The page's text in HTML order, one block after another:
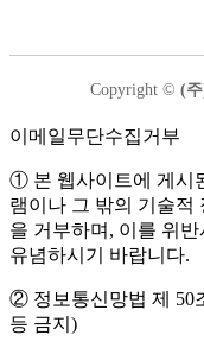
Copyright © (
이메일무단수집거부
① 본 웹사이트에 게시
램이나 그 밖의 기술적
을 거부하며, 이를 위
유념하시기 바랍니다.
② 정보통신망법 제 50
등 금지)